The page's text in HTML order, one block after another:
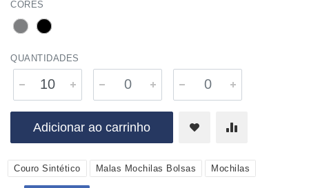
CORES
QUANTIDADES
Adicionar ao carrinho
Couro Sintético Malas Mochilas Bolsas Mochilas